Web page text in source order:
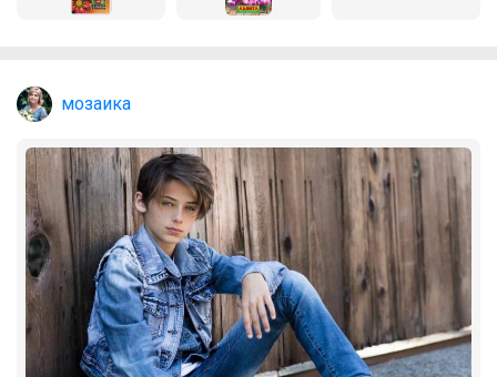
мозаика
Эксклюзивные бантики Точно
Школьная классика с современным
дизайном — уже в наличии
Леныра